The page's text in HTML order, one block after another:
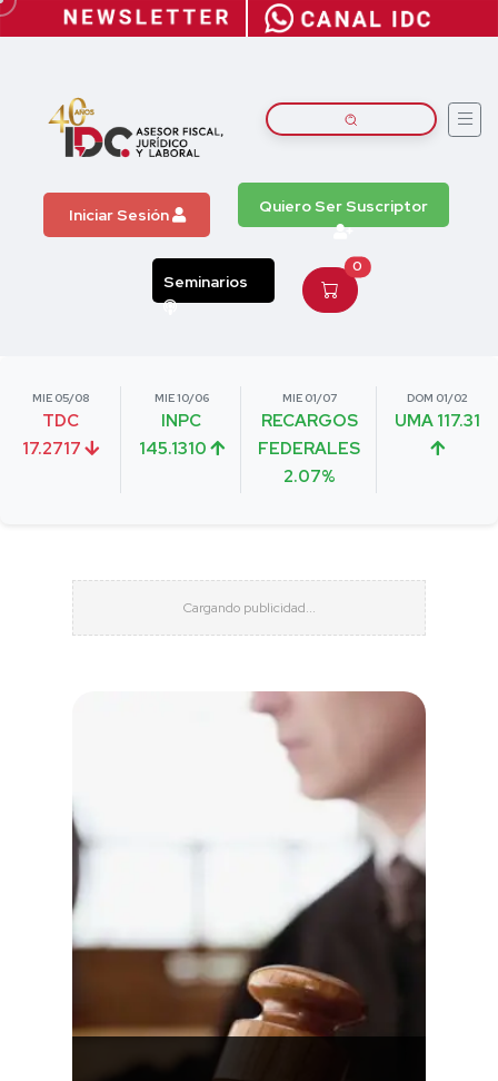
Iniciar Sesión Quiero Ser Suscriptor
Seminarios
0
MIE 05/08
TDC
17.2717
MIE 10/06
INPC
145.1310
MIE 01/07
RECARGOS
FEDERALES
2.07%
DOM 01/02
UMA 117.31